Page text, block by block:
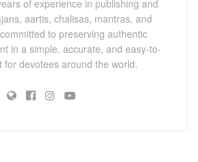
of experience in publishing and
aartis, chalisas, mantras, and
to preserving authentic
in a simple, accurate, and easy-to-
for devotees around the world.